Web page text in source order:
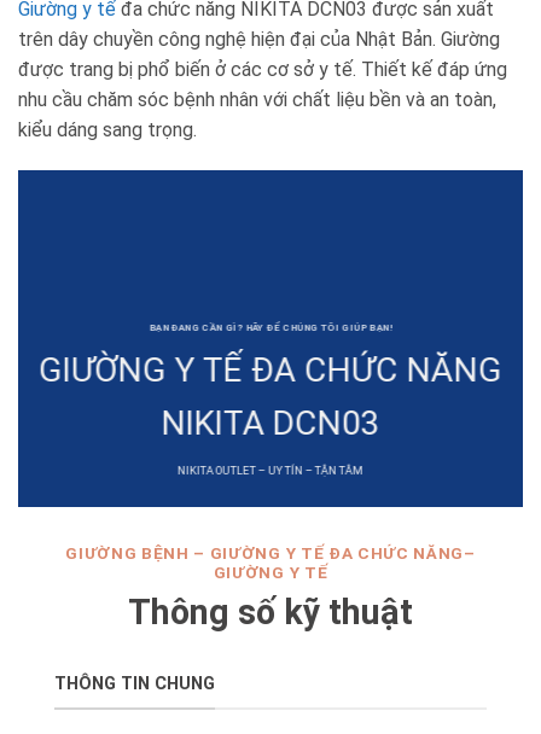
Giường y tế đa chức năng NIKITA DCN03 được sản xuất
trên dây chuyền công nghệ hiện đại của Nhật Bản. Giường
được trang bị phổ biến ở các cơ sở y tế. Thiết kế đáp ứng
nhu cầu chăm sóc bệnh nhân với chất liệu bền và an toàn,
kiểu dáng sang trọng.
BẠN ĐANG CẦN GÌ? HÃY ĐỂ CHÚNG TÔI GIÚP BẠN!
GIƯỜNG Y TẾ ĐA CHỨC NĂNG
NIKITA DCN03
NIKITA OUTLET – UY TÍN – TẬN TÂM
GIƯỜNG BỆNH – GIƯỜNG Y TẾ ĐA CHỨC NĂNG–
GIƯỜNG Y TẾ
Thông số kỹ thuật
THÔNG TIN CHUNG